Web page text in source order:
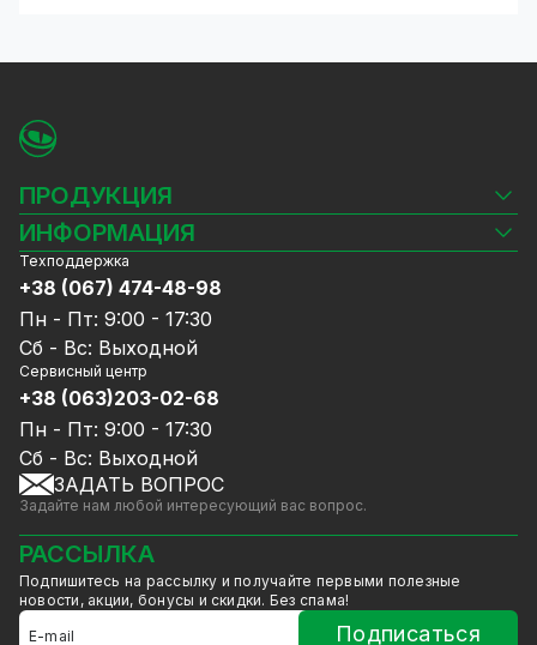
ПРОДУКЦИЯ
Камеры видеонаблюдения
Видеорегистраторы
Комплекты видеонаблюдения
СКУД
Источники питания
Сетевое оборудование
Ноутбуки и компьютеры
Аксессуары
Акции
Уцененный товар
GreenVision скидки
Мерч от GreenVision
Товары для дома
Товары снятые с производства
ИНФОРМАЦИЯ
Блог
Доставка и оплата
Гарантия и Сервисное обслуживание
Политика конфиденциальности
Договор публичной оферты
Сотрудничество
Услуги
Калькулятор расчёта объёма HDD
Техподдержка
+38 (067) 474-48-98
Пн - Пт: 9:00 - 17:30
Сб - Вс: Выходной
Сервисный центр
+38 (063)203-02-68
Пн - Пт: 9:00 - 17:30
Сб - Вс: Выходной
ЗАДАТЬ ВОПРОС
Задайте нам любой интересующий вас вопрос.
РАССЫЛКА
Подпишитесь на рассылку и получайте первыми полезные
новости, акции, бонусы и скидки. Без спама!
Подписаться